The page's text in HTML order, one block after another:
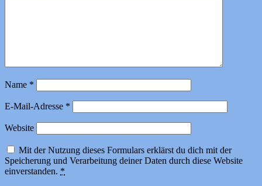
Name *
E-Mail-Adresse *
Website
Mit der Nutzung dieses Formulars erklärst du dich mit der
Speicherung und Verarbeitung deiner Daten durch diese Website
einverstanden. *